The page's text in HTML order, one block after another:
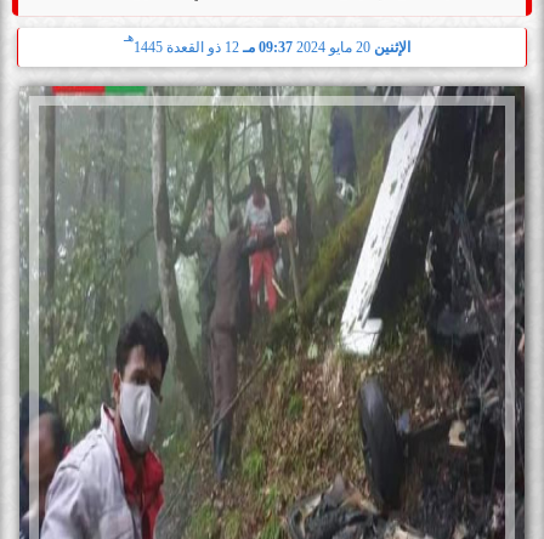
الإثنين 09:37 مـ 12 ذو القعدة 1445
هـ